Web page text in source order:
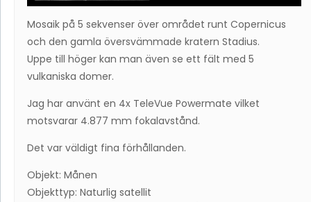
Mosaik på 5 sekvenser över området runt Copernicus
och den gamla översvämmade kratern Stadius.
Uppe till höger kan man även se ett fält med 5
vulkaniska domer.
Jag har använt en 4x TeleVue Powermate vilket
motsvarar 4.877 mm fokalavstånd.
Det var väldigt fina förhållanden.
Objekt: Månen
Objekttyp: Naturlig satellit